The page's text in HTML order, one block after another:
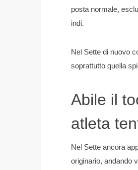
posta normale,
indi.
Nel Sette di nuovo
soprattutto quella
Abile il
atleta
Nel Sette ancora
originario, andando